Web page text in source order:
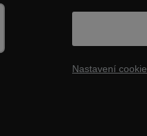
Nastavení